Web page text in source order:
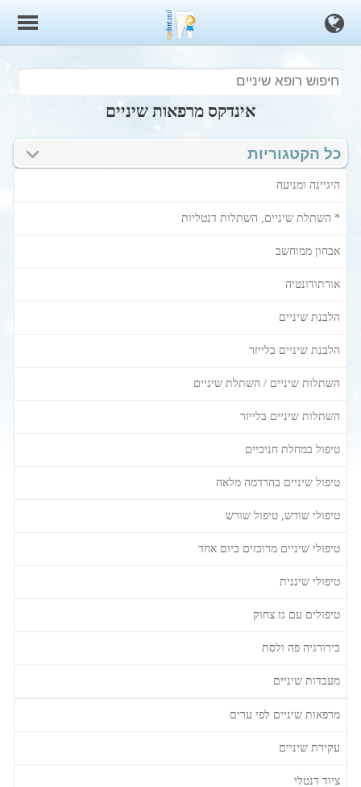
אינדקס מרפאות שיניים
כל הקטגוריות
היגיינה ומניעה
* השתלת שיניים, השתלות דנטליות
אבחון ממוחשב
אורתודונטיה
הלבנת שיניים
הלבנת שיניים בלייזר
השתלות שיניים / השתלת שיניים
השתלות שיניים בלייזר
טיפול במחלת חניכיים
טיפול שיניים בהרדמה מלאה
טיפולי שורש, טיפול שורש
טיפולי שיניים מרוכזים ביום אחד
טיפולי שיננית
טיפולים עם גז צחוק
כירורגיה פה ולסת
מעבדות שיניים
מרפאות שיניים לפי ערים
עקירת שיניים
ציוד דנטלי